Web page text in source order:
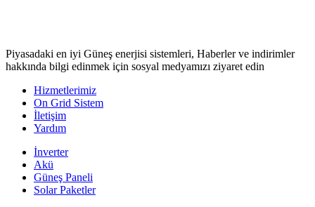
Piyasadaki en iyi Güneş enerjisi sistemleri, Haberler ve indirimler
hakkında bilgi edinmek için sosyal medyamızı ziyaret edin
Hizmetlerimiz
On Grid Sistem
İletişim
Yardım
İnverter
Akü
Güneş Paneli
Solar Paketler